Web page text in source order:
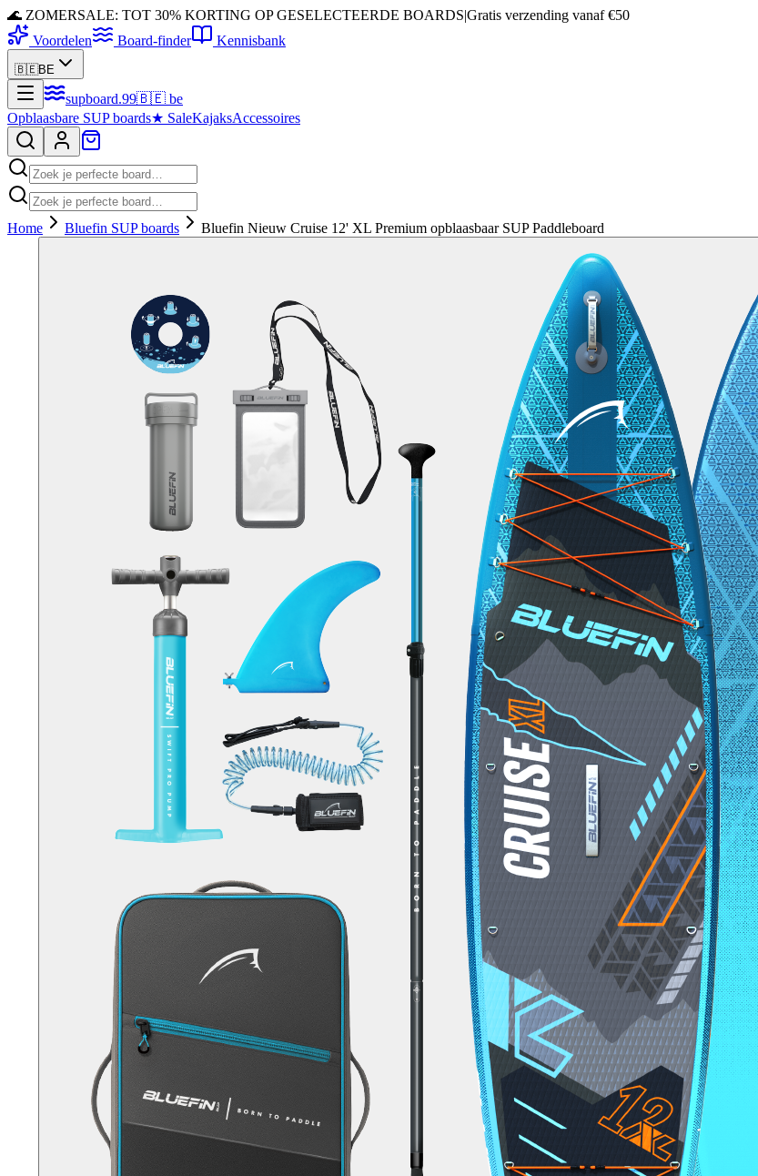
🌊 ZOMERSALE: TOT 30% KORTING OP GESELECTEERDE BOARDS|Gratis verzending vanaf €50
Voordelen
Board-finder Kennisbank
🇧🇪BE
supboard.99🇧🇪 be
Opblaasbare SUP boards★ SaleKajaksAccessoires
Home Bluefin SUP boards Bluefin Nieuw Cruise 12' XL Premium opblaasbaar SUP Paddleboard